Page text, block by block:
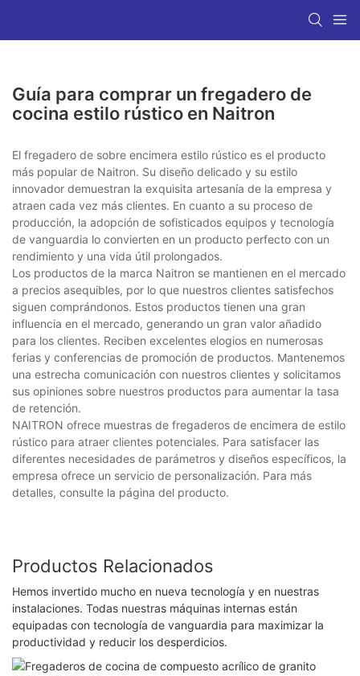
Guía para comprar un fregadero de
cocina estilo rústico en Naitron
El fregadero de sobre encimera estilo rústico es el producto
más popular de Naitron. Su diseño delicado y su estilo
innovador demuestran la exquisita artesanía de la empresa y
atraen cada vez más clientes. En cuanto a su proceso de
producción, la adopción de sofisticados equipos y tecnología
de vanguardia lo convierten en un producto perfecto con un
rendimiento y una vida útil prolongados.
Los productos de la marca Naitron se mantienen en el mercado
a precios asequibles, por lo que nuestros clientes satisfechos
siguen comprándonos. Estos productos tienen una gran
influencia en el mercado, generando un gran valor añadido
para los clientes. Reciben excelentes elogios en numerosas
ferias y conferencias de promoción de productos. Mantenemos
una estrecha comunicación con nuestros clientes y solicitamos
sus opiniones sobre nuestros productos para aumentar la tasa
de retención.
NAITRON ofrece muestras de fregaderos de encimera de estilo
rústico para atraer clientes potenciales. Para satisfacer las
diferentes necesidades de parámetros y diseños específicos, la
empresa ofrece un servicio de personalización. Para más
detalles, consulte la página del producto.
Productos Relacionados
Hemos invertido mucho en nueva tecnología y en nuestras
instalaciones. Todas nuestras máquinas internas están
equipadas con tecnología de vanguardia para maximizar la
productividad y reducir los desperdicios.